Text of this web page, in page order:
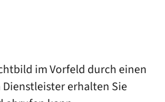
im Vorfeld durch einen
erhalten Sie